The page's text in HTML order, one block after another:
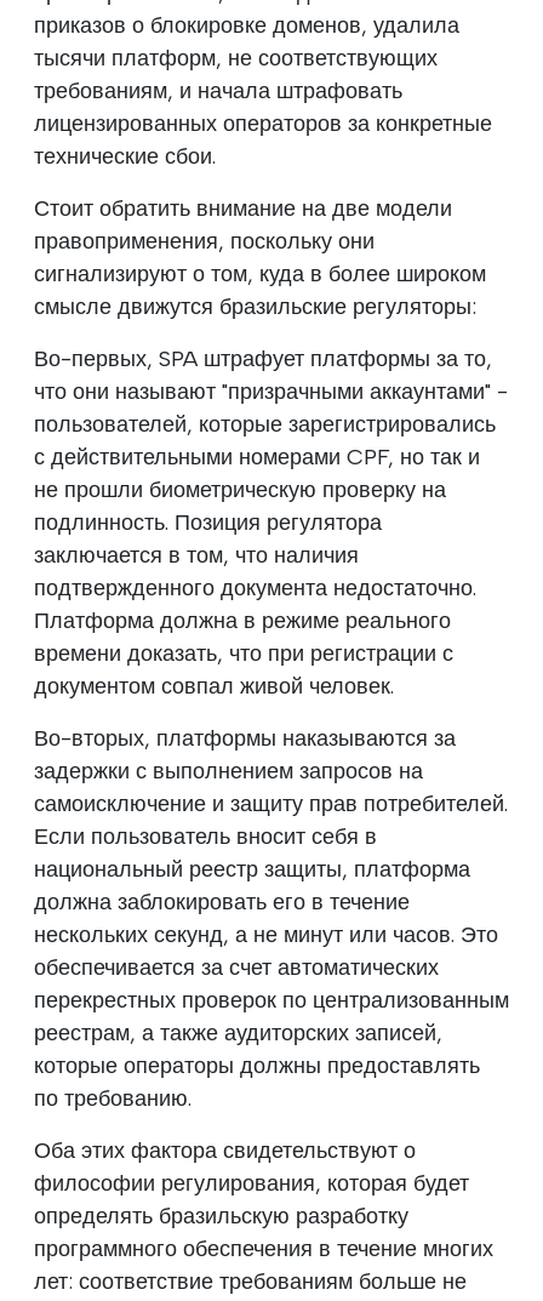
приказов о блокировке доменов, удалила
тысячи платформ, не соответствующих
требованиям, и начала штрафовать
лицензированных операторов за конкретные
технические сбои.
Стоит обратить внимание на две модели
правоприменения, поскольку они
сигнализируют о том, куда в более широком
смысле движутся бразильские регуляторы:
Во-первых, SPA штрафует платформы за то,
что они называют "призрачными аккаунтами" -
пользователей, которые зарегистрировались
с действительными номерами CPF, но так и
не прошли биометрическую проверку на
подлинность. Позиция регулятора
заключается в том, что наличия
подтвержденного документа недостаточно.
Платформа должна в режиме реального
времени доказать, что при регистрации с
документом совпал живой человек.
Во-вторых, платформы наказываются за
задержки с выполнением запросов на
самоисключение и защиту прав потребителей.
Если пользователь вносит себя в
национальный реестр защиты, платформа
должна заблокировать его в течение
нескольких секунд, а не минут или часов. Это
обеспечивается за счет автоматических
перекрестных проверок по централизованным
реестрам, а также аудиторских записей,
которые операторы должны предоставлять
по требованию.
Оба этих фактора свидетельствуют о
философии регулирования, которая будет
определять бразильскую разработку
программного обеспечения в течение многих
лет: соответствие требованиям больше не